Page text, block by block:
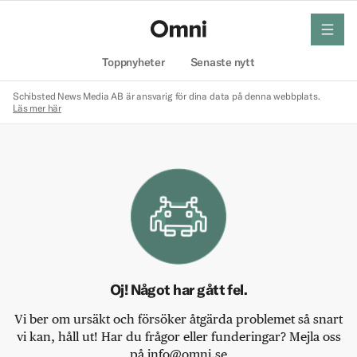
Toppnyheter Senaste nytt
meny
Schibsted News Media AB är ansvarig för dina data på denna webbplats.
Läs mer här
Oj! Något har gått fel.
Vi ber om ursäkt och försöker åtgärda problemet så snart
vi kan, håll ut! Har du frågor eller funderingar? Mejla oss